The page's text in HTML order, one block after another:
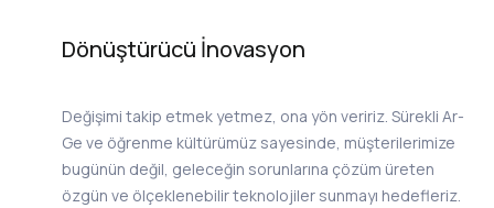
Dönüştürücü İnovasyon
Değişimi takip etmek yetmez, ona yön veririz. Sürekli Ar-
Ge ve öğrenme kültürümüz sayesinde, müşterilerimize
bugünün değil, geleceğin sorunlarına çözüm üreten
özgün ve ölçeklenebilir teknolojiler sunmayı hedefleriz.